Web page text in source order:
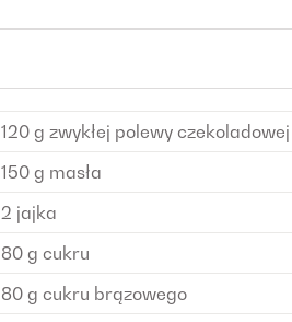
120 g zwykłej polewy czekoladowej
150 g masła
2 jajka
80 g cukru
80 g cukru brązowego